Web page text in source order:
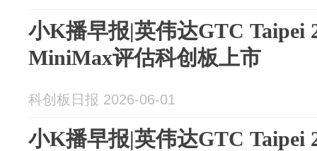
小K播早报|英伟达GTC Taipei
MiniMax评估科创板上市
科创板日报 2026-06-01
小K播早报|英伟达GTC Taipei